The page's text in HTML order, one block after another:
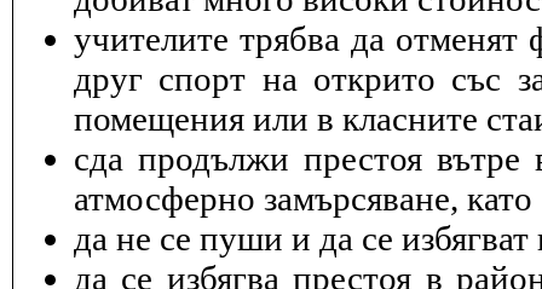
учителите трябва да отменят
друг спорт на открито със
помещения или в класните
cда продължи престоя
атмосферно замърсяване,
да не се пуши и да се
да се избягва престоя в